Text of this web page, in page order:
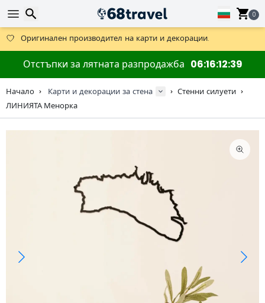
0
Предлага се и DHL Express за една нощ.
30 дни за връщане, 90 дни за дървени карти и декорации.
Оригинален производител на карти и декорации.
Отстъпки за лятната разпродажба 06161239
Начало Карти и декорации за стена
Стенни силуети
ЛИНИЯТА Менорка
Търсене
Търсене